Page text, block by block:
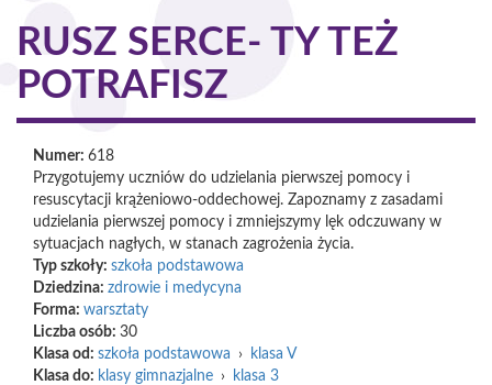
RUSZ SERCE- TY TEŻ
POTRAFISZ
Numer: 618
Przygotujemy uczniów do udzielania pierwszej pomocy i
resuscytacji krążeniowo-oddechowej. Zapoznamy z zasadami
udzielania pierwszej pomocy i zmniejszymy lęk odczuwany w
sytuacjach nagłych, w stanach zagrożenia życia.
Typ szkoły: szkoła podstawowa
Dziedzina: zdrowie i medycyna
Forma: warsztaty
Liczba osób: 30
Klasa od: szkoła podstawowa ›
klasa V
Klasa do: klasy gimnazjalne ›
klasa 3